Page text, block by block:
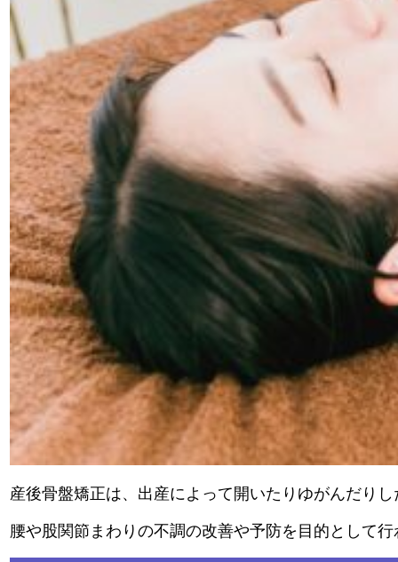
産後骨盤矯正は、出産によって開いたりゆがんだりし
腰や股関節まわりの不調の改善や予防を目的として